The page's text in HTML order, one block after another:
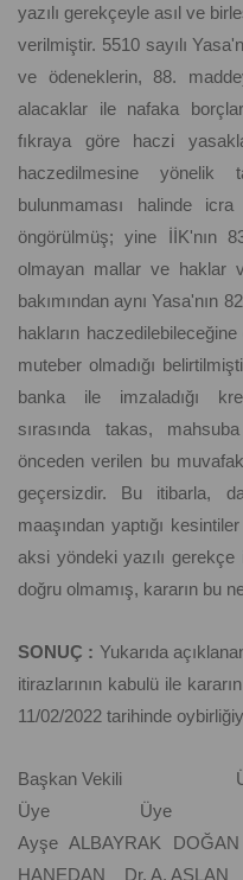
yazılı gerekçeyle asıl ve
verilmiştir. 5510 sayılı
ve ödeneklerin, 88.
alacaklar ile nafaka
fıkraya göre haczi
haczedilmesine yönelik
bulunmaması halinde
öngörülmüş; yine İİK'nın
olmayan mallar ve haklar
bakımından aynı Yasa'nın
hakların
muteber olmadığı
banka ile imzaladığı
sırasında takas,
önceden verilen bu
geçersizdir. Bu itibarla,
maaşından yaptığı
aksi yöndeki yazılı
doğru olmamış, kararın bu
SONUÇ : Yukarıda
itirazlarının kabulü ile
11/02/2022 tarihinde
Başkan
Üye Üye
Ayşe ALBAYRAK
HANEDAN Dr. A. ASLAN